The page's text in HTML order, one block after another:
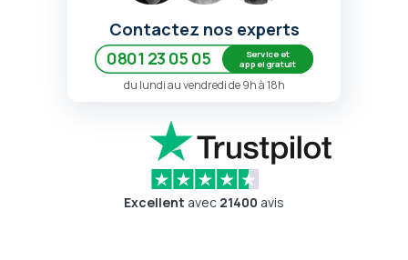
Contactez nos experts
0801 23 05 05
Service et
appel gratuit
du lundi au vendredi de 9h à 18h
Excellent avec 21400 avis